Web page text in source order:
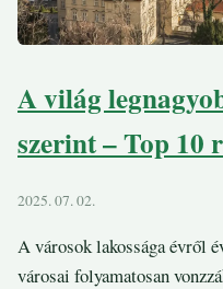
A világ
szerint – Top 10
2025. 07. 02.
A városok lakossága évről
városai folyamatosan